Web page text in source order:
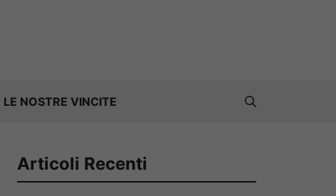
LE NOSTRE VINCITE
Articoli Recenti